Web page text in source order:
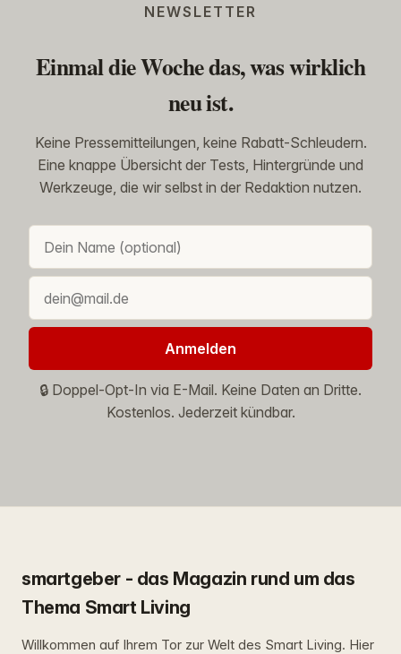
NEWSLETTER
Einmal die Woche das, was wirklich
neu ist.
Keine Pressemitteilungen, keine Rabatt-Schleudern.
Eine knappe Übersicht der Tests, Hintergründe und
Werkzeuge, die wir selbst in der Redaktion nutzen.
Anmelden
🔒 Doppel-Opt-In via E-Mail. Keine Daten an Dritte.
Kostenlos. Jederzeit kündbar.
smartgeber - das Magazin rund um das
Thema Smart Living
Willkommen auf Ihrem Tor zur Welt des Smart Living. Hier